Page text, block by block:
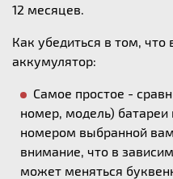
12 месяцев.
Как убедиться в том,
аккумулятор:
Самое простое -
номер, модель)
номером выбранной
внимание, что в
может меняться